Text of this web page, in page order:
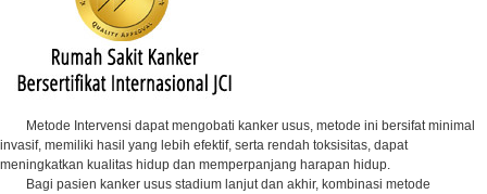
Metode Intervensi dapat mengobati kanker usus, metode ini bersifat minimal
invasif, memiliki hasil yang lebih efektif, serta rendah toksisitas, dapat
meningkatkan kualitas hidup dan memperpanjang harapan hidup.
Bagi pasien kanker usus stadium lanjut dan akhir, kombinasi metode